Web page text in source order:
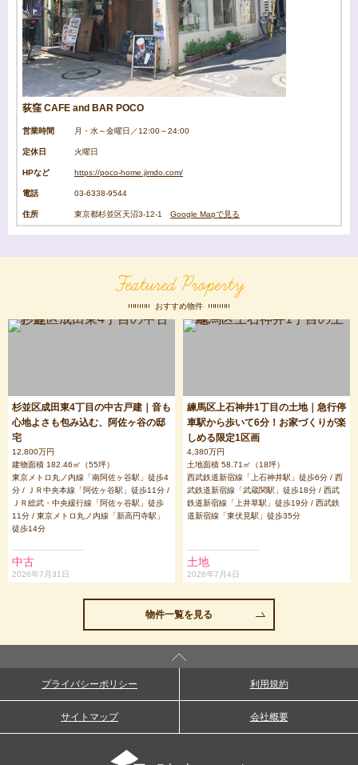
荻窪 CAFE and BAR POCO
営業時間 月・水～金曜日／12:00～24:00
定休日 火曜日
HPなど https://poco-home.jimdo.com/
電話 03-6338-9544
住所 東京都杉並区天沼3-12-1 Google Mapで見る
Featured Property
おすすめ物件
杉並区成田東4丁目の中古戸建｜音も
心地よさも包み込む、阿佐ヶ谷の邸
宅
12,800万円
建物面積 182.46㎡（55坪）
東京メトロ丸ノ内線「南阿佐ヶ谷駅」徒歩4
分 / ＪＲ中央本線「阿佐ヶ谷駅」徒歩11分 /
ＪＲ総武・中央緩行線「阿佐ヶ谷駅」徒歩
11分 / 東京メトロ丸ノ内線「新高円寺駅」
徒歩14分
中古
2026年7月31日
練馬区上石神井1丁目の土地｜急行停
車駅から歩いて6分！お家づくりが楽
しめる限定1区画
4,380万円
土地面積 58.71㎡（18坪）
西武鉄道新宿線「上石神井駅」徒歩6分 / 西
武鉄道新宿線「武蔵関駅」徒歩18分 / 西武
鉄道新宿線「上井草駅」徒歩19分 / 西武鉄
道新宿線「東伏見駅」徒歩35分
土地
2026年7月4日
物件一覧を見る
プライバシーポリシー 利用規約
サイトマップ 会社概要